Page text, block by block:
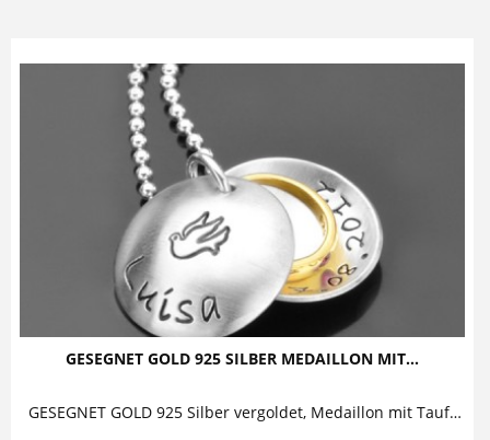
GESEGNET GOLD 925 SILBER MEDAILLON MIT...
GESEGNET GOLD 925 Silber vergoldet, Medaillon mit Taufring, Taufkette Diese zauberhafte Taufkette mit Gravur besteht aus einem...